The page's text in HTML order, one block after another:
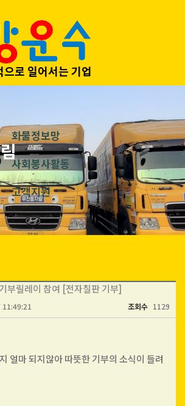
로 일어서는 기업
화물정보망
사회봉사활동
고객지원
부릴레이 참여 [전자칠판 기부]
조회수 1129
얼마 되지않아 따뜻한 기부의 소식이 들려